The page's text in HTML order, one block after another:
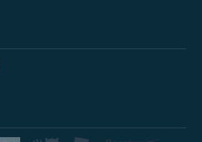
Tim Marshall on
Star Wars Darth Vader